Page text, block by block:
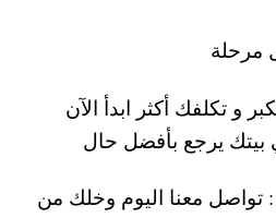
مرحلة
و تكلفك أكثر ابدأ الآن
يرجع بأفضل حال
تواصل معنا اليوم وخلك من